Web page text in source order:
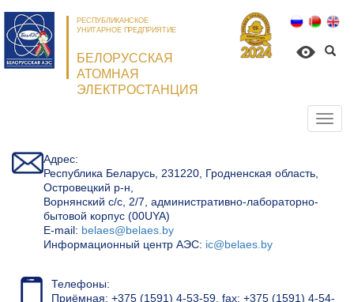
РЕСПУБЛИКАНСКОЕ
УНИТАРНОЕ ПРЕДПРИЯТИЕ
БЕЛОРУССКАЯ
АТОМНАЯ
ЭЛЕКТРОСТАНЦИЯ
Адрес:
Республика Беларусь, 231220, Гродненская область,
Островецкий р-н,
Ворнянский с/с, 2/7, административно-лабораторно-
бытовой корпус (00UYA)
Е-mail: belaes@belaes.by
Информационный центр АЭС: ic@belaes.by
Телефоны:
Приёмная: +375 (1591) 4-53-59, fax: +375 (1591) 4-54-